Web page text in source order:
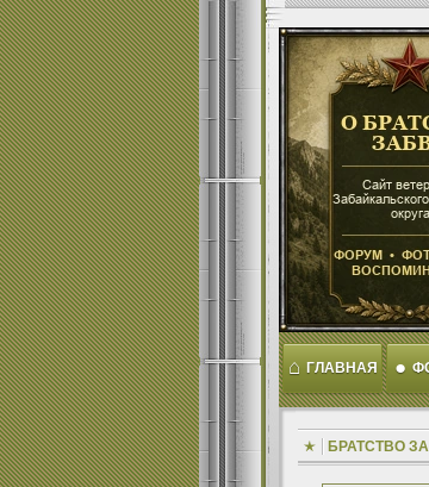
⌂ ГЛАВНАЯ ●
БРАТСТВО